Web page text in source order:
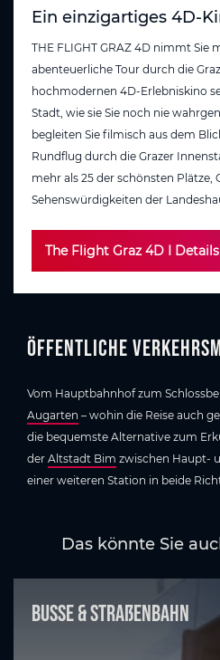
Ein einzigartiges 4D-
THE FLIGHT GRAZ 4D nimmt Sie
abenteuerliche Tour durch die
hochmodernen 4D-Erlebniskino
Stadt, wie sie Sie noch nie
begleiten Sie filmisch aus dem
Rundflug durch die Grazer
mehr als 25 der schönsten Plätze,
Sehenswürdigkeiten der
The Flight Graz 4D I
Öffentliche
Vom Hauptbahnhof zum
Augarten – wohin die Reise auch
die bequemste Alternative zum
der Altstadt Bim zwischen Haupt-
einer weiteren Station in beide
Das könnte Sie
Busse & Straßenbahn